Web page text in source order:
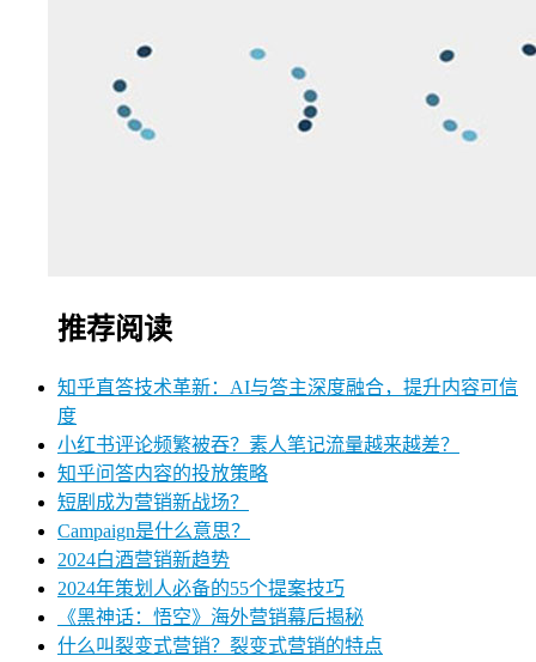
推荐阅读
知乎直答技术革新：AI与答主深度融合，提升内容可信
度
小红书评论频繁被吞？素人笔记流量越来越差？
知乎问答内容的投放策略
短剧成为营销新战场？
Campaign是什么意思？
2024白酒营销新趋势
2024年策划人必备的55个提案技巧
《黑神话：悟空》海外营销幕后揭秘
什么叫裂变式营销？裂变式营销的特点